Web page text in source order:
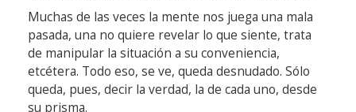
Muchas de las veces la mente nos juega una mala
pasada, una no quiere revelar lo que siente, trata
de manipular la situación a su conveniencia,
etcétera. Todo eso, se ve, queda desnudado. Sólo
queda, pues, decir la verdad, la de cada uno, desde
su prisma.